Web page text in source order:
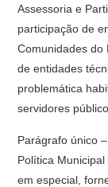
Assessoria e
participação de
Comunidades do
de entidades
problemática
servidores
Parágrafo único
Política
em especial,